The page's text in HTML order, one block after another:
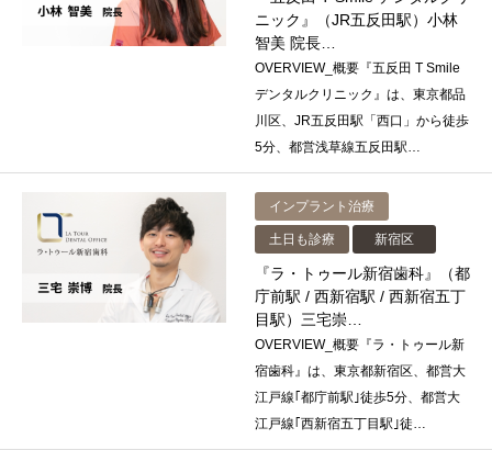
ニック』（JR五反田駅）小林
智美 院長…
OVERVIEW_概要『五反田 T Smile
デンタルクリニック』は、東京都品
川区、JR五反田駅「西口」から徒歩
5分、都営浅草線五反田駅…
インプラント治療
土日も診療 新宿区
『ラ・トゥール新宿歯科』（都
庁前駅 / 西新宿駅 / 西新宿五丁
目駅）三宅崇…
OVERVIEW_概要『ラ・トゥール新
宿歯科』は、東京都新宿区、都営大
江戸線｢都庁前駅｣徒歩5分、都営大
江戸線｢西新宿五丁目駅｣徒…